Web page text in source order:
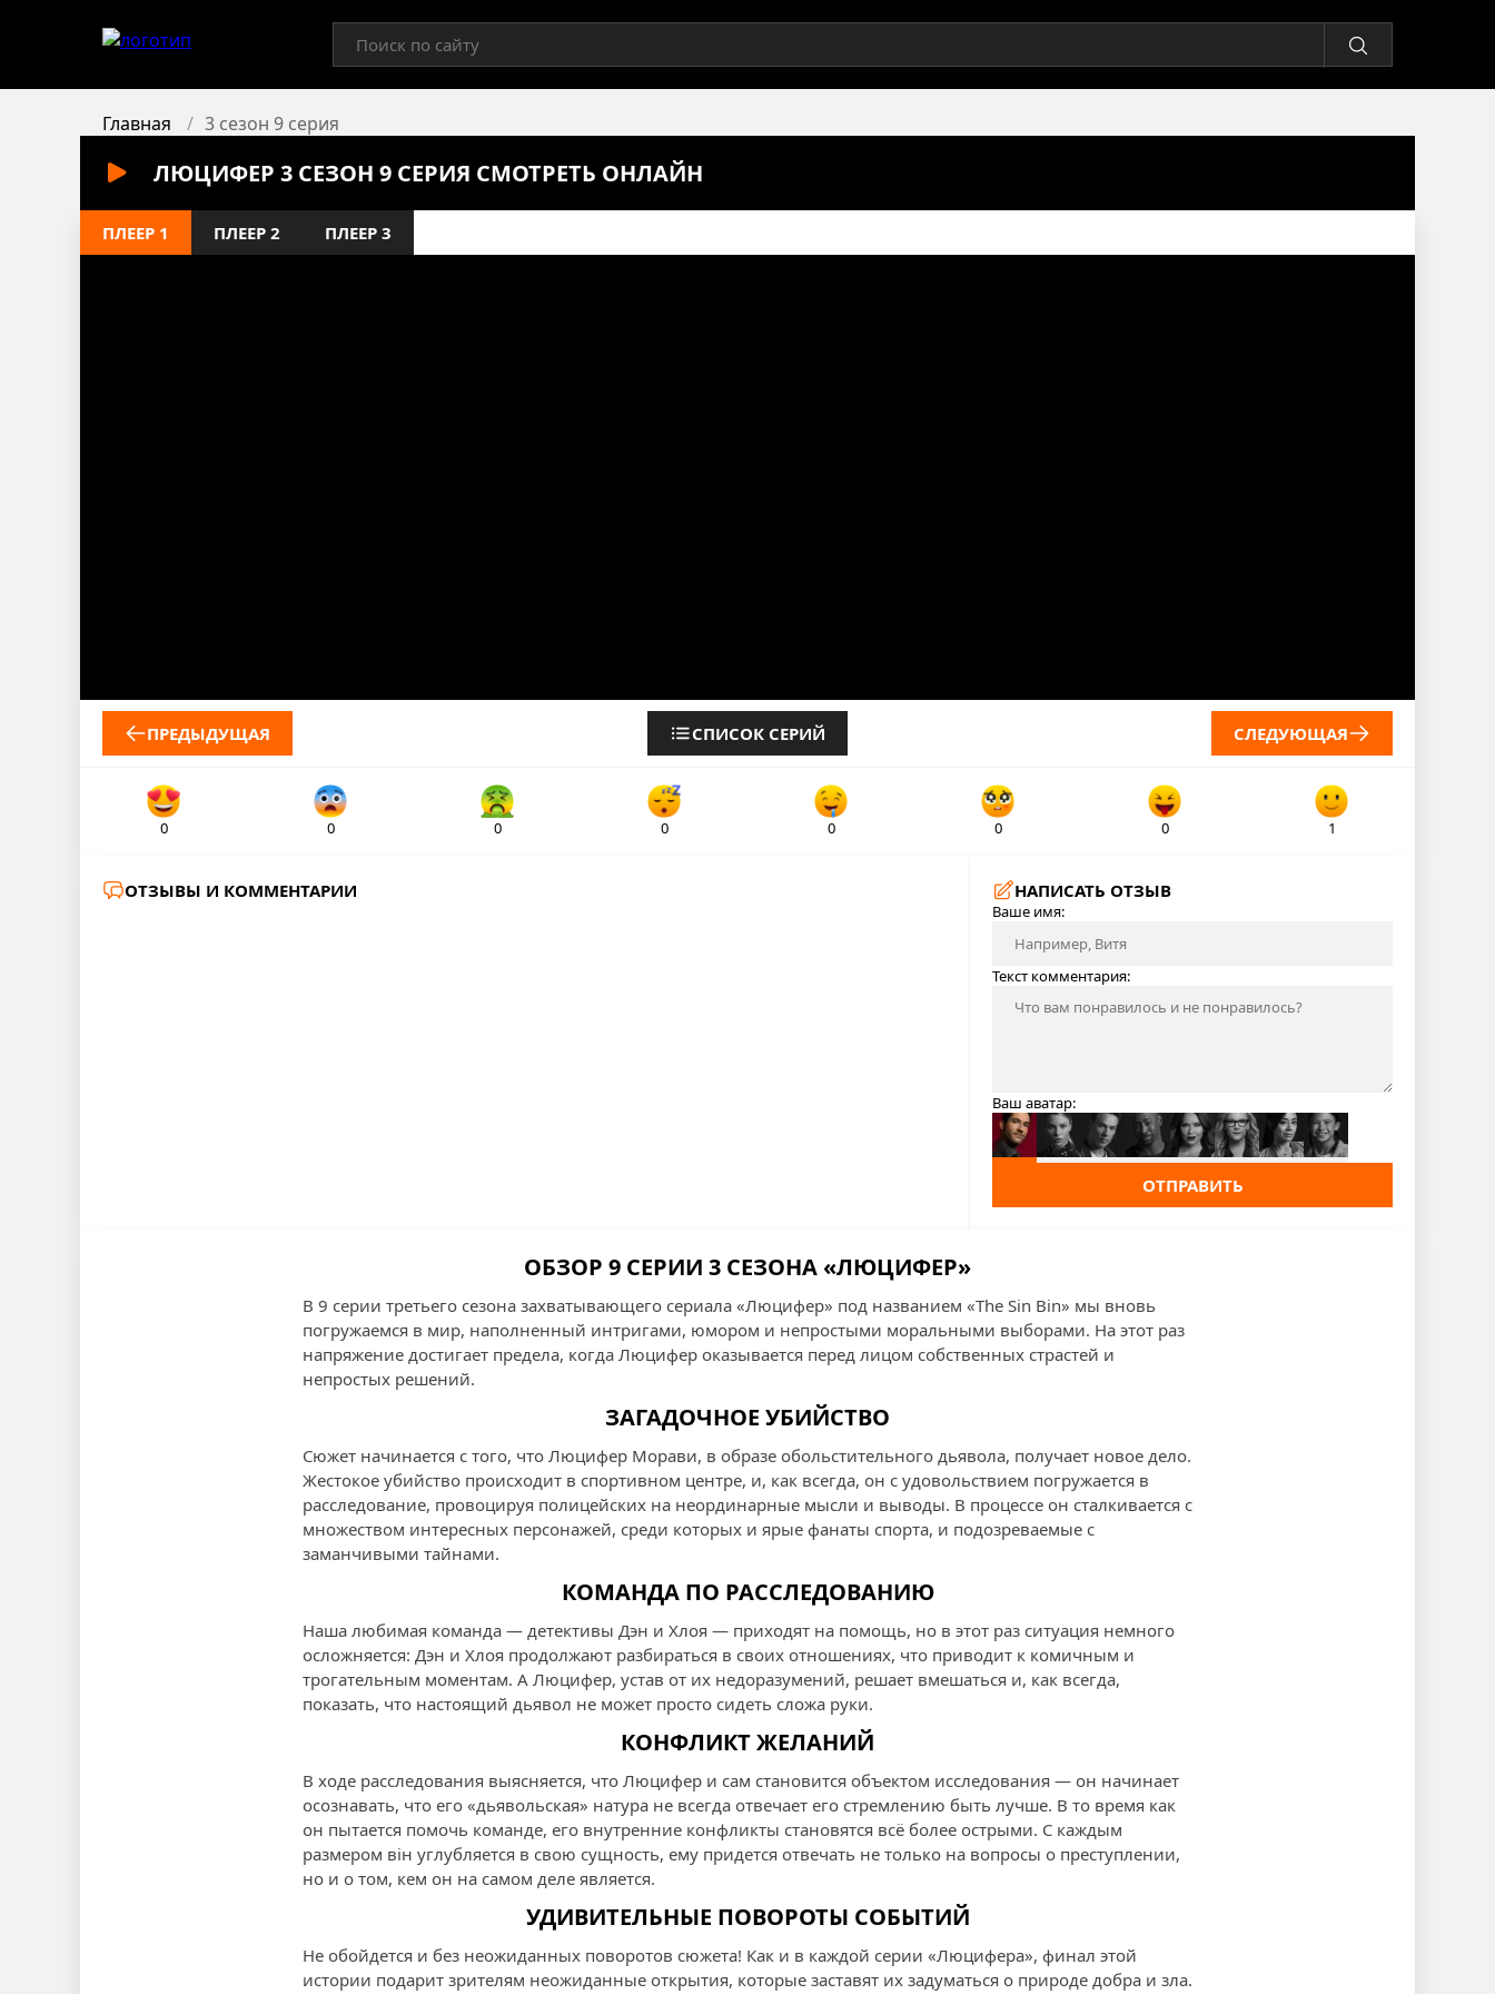
Главная 3 сезон 9 серия
ЛЮЦИФЕР 3 СЕЗОН 9 СЕРИЯ СМОТРЕТЬ ОНЛАЙН
ПЛЕЕР 1 ПЛЕЕР 2 ПЛЕЕР 3
ПРЕДЫДУЩАЯ СПИСОК СЕРИЙ СЛЕДУЮЩАЯ
0 0 0 0 0 0 0 1
ОТЗЫВЫ И КОММЕНТАРИИ НАПИСАТЬ ОТЗЫВ
Ваше имя:
Текст комментария:
Ваш аватар:
ОТПРАВИТЬ
ОБЗОР 9 СЕРИИ 3 СЕЗОНА «ЛЮЦИФЕР»
В 9 серии третьего сезона захватывающего сериала «Люцифер» под названием «The Sin Bin» мы вновь
погружаемся в мир, наполненный интригами, юмором и непростыми моральными выборами. На этот раз
напряжение достигает предела, когда Люцифер оказывается перед лицом собственных страстей и
непростых решений.
ЗАГАДОЧНОЕ УБИЙСТВО
Сюжет начинается с того, что Люцифер Морави, в образе обольстительного дьявола, получает новое дело.
Жестокое убийство происходит в спортивном центре, и, как всегда, он с удовольствием погружается в
расследование, провоцируя полицейских на неординарные мысли и выводы. В процессе он сталкивается с
множеством интересных персонажей, среди которых и ярые фанаты спорта, и подозреваемые с
заманчивыми тайнами.
КОМАНДА ПО РАССЛЕДОВАНИЮ
Наша любимая команда — детективы Дэн и Хлоя — приходят на помощь, но в этот раз ситуация немного
осложняется: Дэн и Хлоя продолжают разбираться в своих отношениях, что приводит к комичным и
трогательным моментам. А Люцифер, устав от их недоразумений, решает вмешаться и, как всегда,
показать, что настоящий дьявол не может просто сидеть сложа руки.
КОНФЛИКТ ЖЕЛАНИЙ
В ходе расследования выясняется, что Люцифер и сам становится объектом исследования — он начинает
осознавать, что его «дьявольская» натура не всегда отвечает его стремлению быть лучше. В то время как
он пытается помочь команде, его внутренние конфликты становятся всё более острыми. С каждым
размером він углубляется в свою сущность, ему придется отвечать не только на вопросы о преступлении,
но и о том, кем он на самом деле является.
УДИВИТЕЛЬНЫЕ ПОВОРОТЫ СОБЫТИЙ
Не обойдется и без неожиданных поворотов сюжета! Как и в каждой серии «Люцифера», финал этой
истории подарит зрителям неожиданные открытия, которые заставят их задуматься о природе добра и зла.